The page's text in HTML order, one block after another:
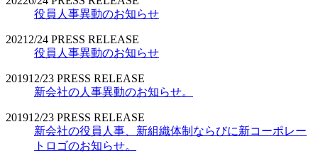
役員人事異動のお知らせ
2021 2/24 PRESS RELEASE
役員人事異動のお知らせ
201912/23 PRESS RELEASE
新会社の人事異動のお知らせ。
201912/23 PRESS RELEASE
新会社の役員人事、新組織体制ならびに新コーポレー
トロゴのお知らせ。